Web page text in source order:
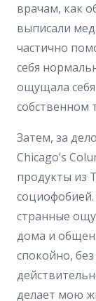
врачам, как
выписали
частично
себя
ощущала
собственном
Затем, за
Chicago’s
продукты из
социофобией.
странные
дома и
спокойно,
делает мою